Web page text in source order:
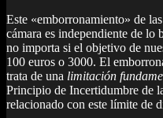
Este «emborronamiento» de
cámara es independiente de lo
no importa si el objetivo de
100 euros o 3000. El
trata de una limitación
Principio de Incertidumbre de
relacionado con este límite de